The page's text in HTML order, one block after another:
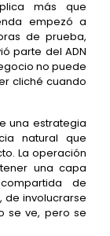
más que
empezó a
de prueba,
parte del ADN
no puede
cliché cuando
una estrategia
natural que
La operación
una capa
de
de involucrarse
se ve, pero se